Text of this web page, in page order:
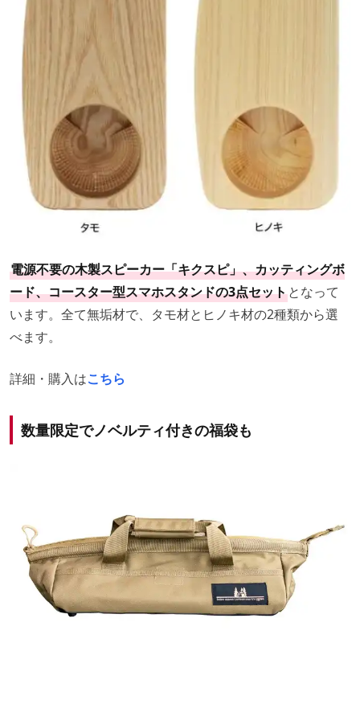
電源不要の木製スピーカー「キクスピ」、カッティングボ
ード、コースター型スマホスタンドの3点セットとなって
います。全て無垢材で、タモ材とヒノキ材の2種類から選
べます。
詳細・購入はこちら
数量限定でノベルティ付きの福袋も